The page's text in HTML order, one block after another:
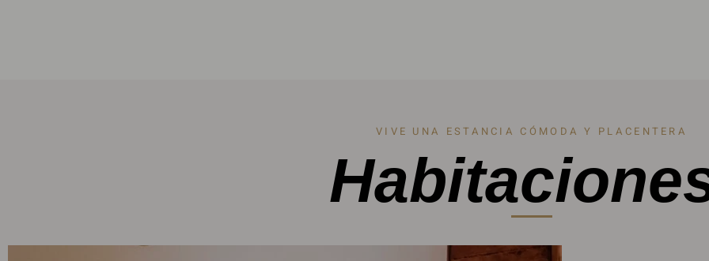
VIVE UNA ESTANCIA CÓMODA Y PLACENTERA